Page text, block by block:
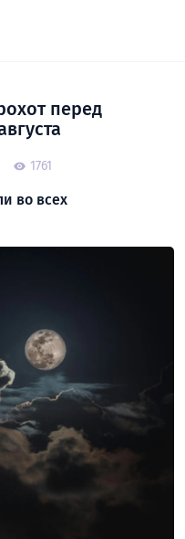
перед
1761
во всех